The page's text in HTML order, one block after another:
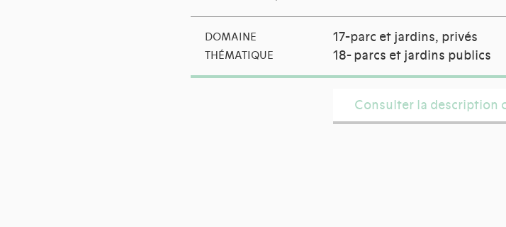
DOMAINE
THÉMATIQUE
17-parc et jardins, privés
18- parcs et jardins publics
Consulter la description